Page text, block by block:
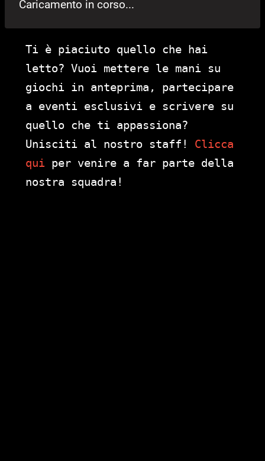
Caricamento in corso...
Ti è piaciuto quello che hai
letto? Vuoi mettere le mani su
giochi in anteprima, partecipare
a eventi esclusivi e scrivere su
quello che ti appassiona?
Unisciti al nostro staff! Clicca
qui per venire a far parte della
nostra squadra!